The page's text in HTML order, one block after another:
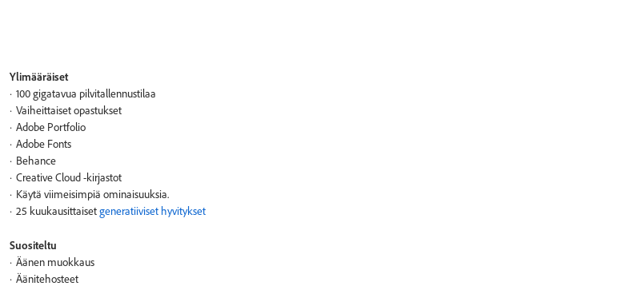
Ylimääräiset
100 gigatavua pilvitallennustilaa
Vaiheittaiset opastukset
Adobe Portfolio
Adobe Fonts
Behance
Creative Cloud -kirjastot
Käytä viimeisimpiä ominaisuuksia.
25 kuukausittaisetgeneratiiviset hyvitykset
Suositeltu
Äänen muokkaus
Äänitehosteet